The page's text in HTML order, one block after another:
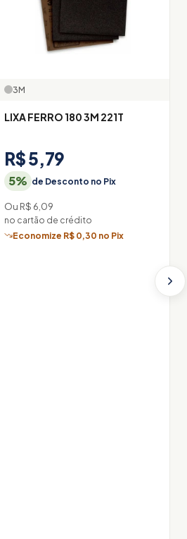
3M
LIXA FERRO 180 3M 221T
R$ 5,79
5% de Desconto no Pix
Ou R$ 6,09
no cartão de crédito
Economize R$ 0,30 no Pix